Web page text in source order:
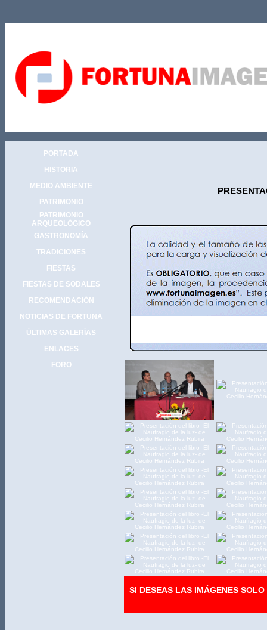
PORTADA
HISTORIA
MEDIO AMBIENTE
PATRIMONIO
PATRIMONIO
ARQUEOLÓGICO
GASTRONOMÍA
TRADICIONES
FIESTAS
FIESTAS DE SODALES
RECOMENDACIÓN
NOTICIAS DE FORTUNA
ÚLTIMAS GALERÍAS
ENLACES
FORO
SI DESEAS LAS IMÁGENES